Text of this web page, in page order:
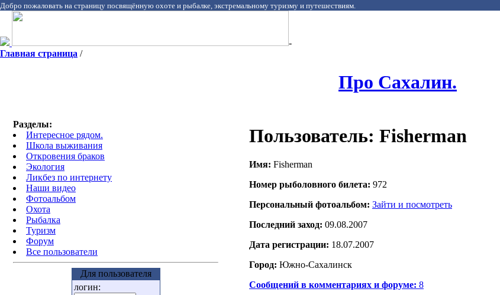
Добро пожаловать на страницу посвящённую охоте и рыбалке, экстремальному туризму и путешествиям.
-
Главная страница /
Про Сахалин.
Разделы:
Интересное рядом.
Школа выживания
Откровения браков
Экология
Ликбез по интернету
Наши видео
Фотоальбом
Охота
Pыбалка
Туризм
Форум
Все пользователи
Для пользователя
логин:
Пользователь: Fisherman
Имя: Fisherman
Номер рыболовного билета: 972
Персональный фотоальбом: Зайти и посмотреть
Последний заход: 09.08.2007
Дата регистрации: 18.07.2007
Город: Южно-Сахалинск
Сообщений в комментариях и форуме: 8